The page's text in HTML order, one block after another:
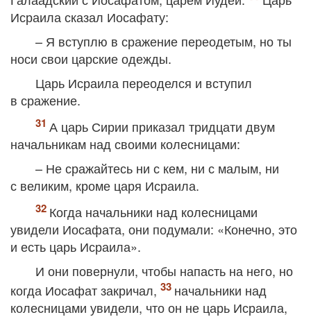
Исраила сказал Иосафату:
– Я вступлю в сражение переодетым, но ты
носи свои царские одежды.
Царь Исраила переоделся и вступил
в сражение.
А царь Сирии приказал тридцати двум
начальникам над своими колесницами:
– Не сражайтесь ни с кем, ни с малым, ни
с великим, кроме царя Исраила.
Когда начальники над колесницами
увидели Иосафата, они подумали: «Конечно, это
и есть царь Исраила».
И они повернули, чтобы напасть на него, но
когда Иосафат закричал,
начальники над
колесницами увидели, что он не царь Исраила,